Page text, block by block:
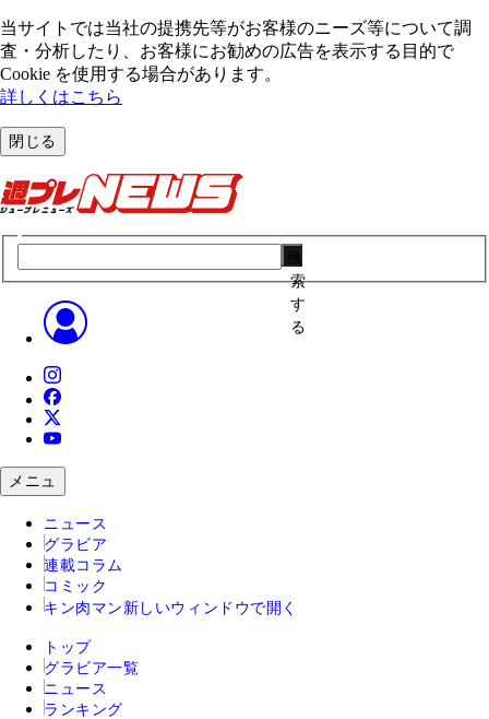
当サイトでは当社の提携先等がお客様のニーズ等について調
査・分析したり、お客様にお勧めの広告を表⽰する⽬的で
Cookie を使⽤する場合があります。
詳しくはこちら
閉じる
索
す
る
メニュ
ニュース
グラビア
連載コラム
コミック
キン肉マン 新しいウィンドウで開く
トップ
グラビア一覧
ニュース
ランキング